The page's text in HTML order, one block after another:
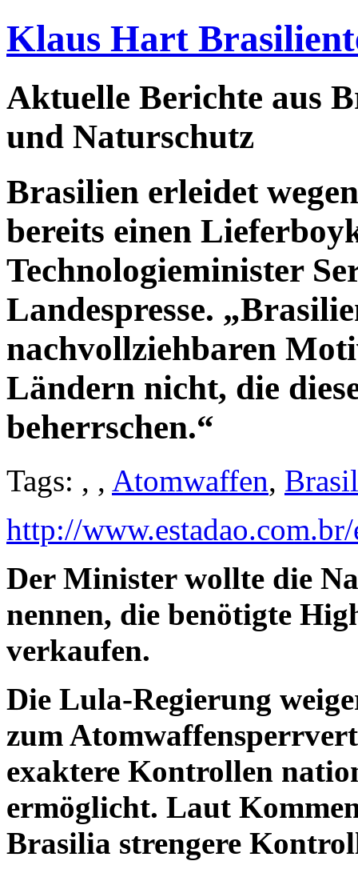
Klaus Hart
Aktuelle Berichte aus
und Naturschutz
Brasilien erleidet
bereits einen
Technologieminister
Landespresse.
nachvollziehbaren
Ländern nicht, die
beherrschen.“
Tags: , , Atomwaffen,
http://
Der Minister wollte die
nennen, die benötigte
verkaufen.
Die Lula-Regierung
zum
exaktere Kontrollen
ermöglicht. Laut
Brasilia strengere